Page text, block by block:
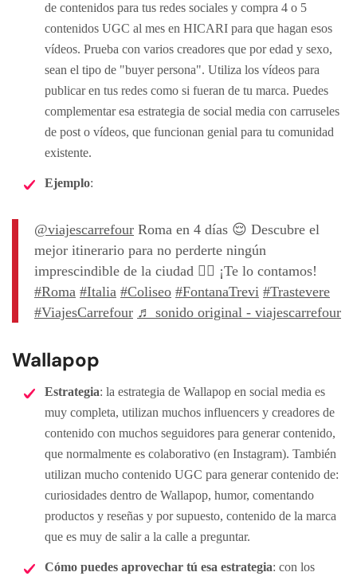
de contenidos para tus redes sociales y compra 4 o 5
contenidos UGC al mes en HICARI para que hagan esos
vídeos. Prueba con varios creadores que por edad y sexo,
sean el tipo de "buyer persona". Utiliza los vídeos para
publicar en tus redes como si fueran de tu marca. Puedes
complementar esa estrategia de social media con carruseles
de post o vídeos, que funcionan genial para tu comunidad
existente.
Ejemplo:
@viajescarrefour Roma en 4 días 😌 Descubre el
mejor itinerario para no perderte ningún
imprescindible de la ciudad 👉🏽 ¡Te lo contamos!
#Roma #Italia #Coliseo #FontanaTrevi #Trastevere
#ViajesCarrefour ♬ sonido original - viajescarrefour
Wallapop
Estrategia: la estrategia de Wallapop en social media es
muy completa, utilizan muchos influencers y creadores de
contenido con muchos seguidores para generar contenido,
que normalmente es colaborativo (en Instagram). También
utilizan mucho contenido UGC para generar contenido de:
curiosidades dentro de Wallapop, humor, comentando
productos y reseñas y por supuesto, contenido de la marca
que es muy de salir a la calle a preguntar.
Cómo puedes aprovechar tú esa estrategia: con los